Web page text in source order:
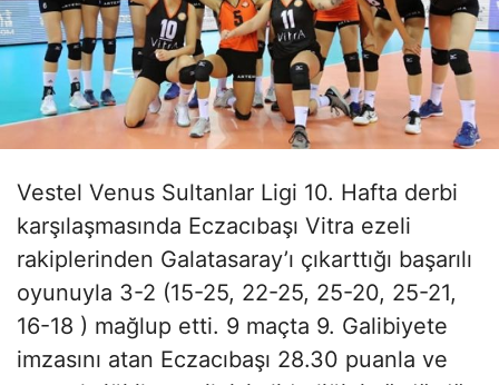
Vestel Venus Sultanlar Ligi 10. Hafta derbi
karşılaşmasında Eczacıbaşı Vitra ezeli
rakiplerinden Galatasaray’ı çıkarttığı başarılı
oyunuyla 3-2 (15-25, 22-25, 25-20, 25-21,
16-18 ) mağlup etti. 9 maçta 9. Galibiyete
imzasını atan Eczacıbaşı 28.30 puanla ve